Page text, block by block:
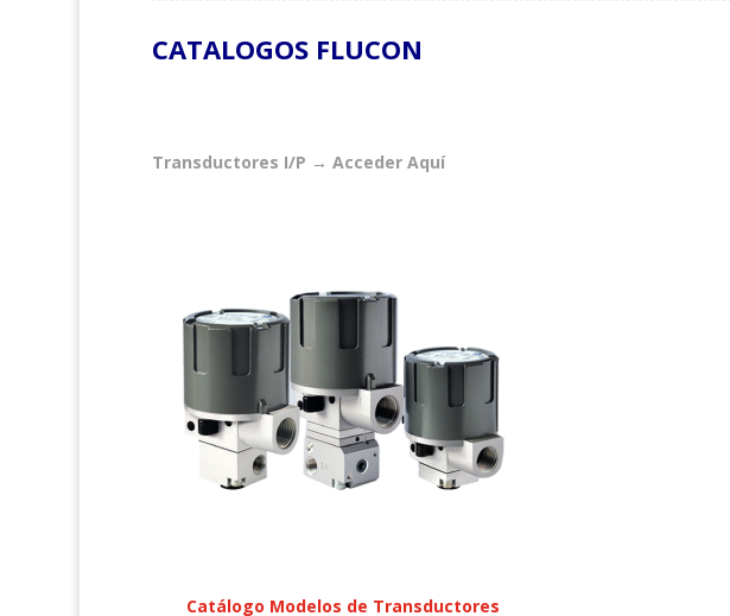
CATALOGOS FLUCON
Transductores I/P → Acceder Aquí
Catálogo Modelos de Transductores